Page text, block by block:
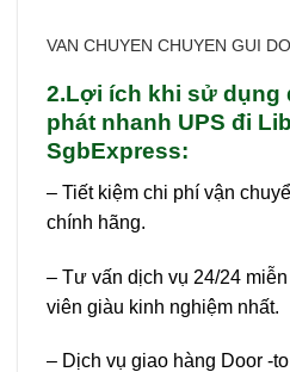
VAN CHUYEN CHUYEN GUI
2.Lợi ích khi sử dụng
phát nhanh UPS đi
SgbExpress:
– Tiết kiệm chi phí vận
chính hãng.
– Tư vấn dịch vụ 24/24
viên giàu kinh nghiệm nhất.
– Dịch vụ giao hàng Door -